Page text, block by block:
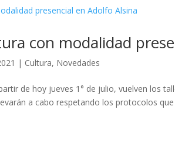
con modalidad
| Cultura, Novedades
de hoy jueves 1° de julio, vuelven los
a cabo respetando los protocolos